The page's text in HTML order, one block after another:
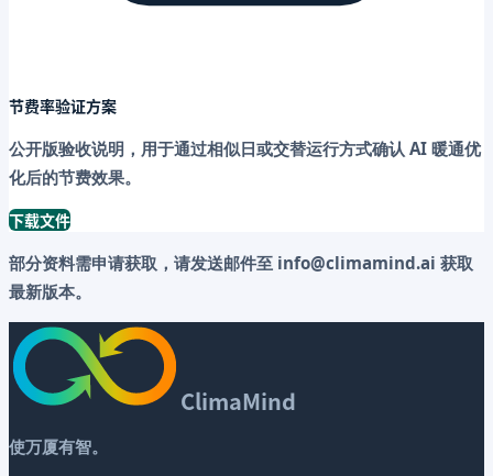
节费率验证方案
公开版验收说明，用于通过相似日或交替运行方式确认 AI 暖通优
化后的节费效果。
下载文件
部分资料需申请获取，请发送邮件至 info@climamind.ai 获取
最新版本。
ClimaMind
使万厦有智。